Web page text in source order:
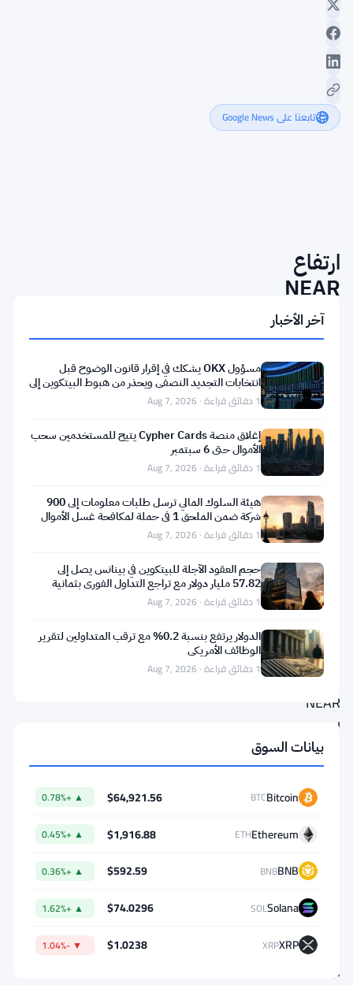
تابعنا على Google News
ارتفاع
NEAR
Protocol
بنسبة
14%
ظل
تحركات
متباينة
للسوق
الرقمي
تحركات
يومية
24
مايو
قفز
NEAR
Protocol
بنسبة
14.08%
ليصل
متصدرًا
قائمة
الرابحين
وفقًا
لبيانات
آخر الأخبار
مسؤول OKX يشكك في إقرار قانون الوضوح قبل
انتخابات التجديد النصفي ويحذر من هبوط البيتكوين إلى
55 ألف دولار1 دقائق قراءة · Aug 7, 2026
إغلاق منصة Cypher Cards يتيح للمستخدمين سحب
الأموال حتى 6 سبتمبر
1 دقائق قراءة · Aug 7, 2026
هيئة السلوك المالي ترسل طلبات معلومات إلى 900
شركة ضمن الملحق 1 في حملة لمكافحة غسل الأموال
1 دقائق قراءة · Aug 7, 2026
حجم العقود الآجلة للبيتكوين في بينانس يصل إلى
57.82 مليار دولار مع تراجع التداول الفوري بثمانية
أضعاف1 دقائق قراءة · Aug 7, 2026
الدولار يرتفع بنسبة 0.2% مع ترقب المتداولين لتقرير
الوظائف الأمريكي
1 دقائق قراءة · Aug 7, 2026
بيانات السوق
Bitcoin
BTC
$64,921.56
▲ +0.78%
Ethereum
ETH
$1,916.88
▲ +0.45%
BNB
BNB
$592.59
▲ +0.36%
Solana
SOL
$74.0296
▲ +1.62%
XRP
XRP
$1.0238
▼ -1.04%